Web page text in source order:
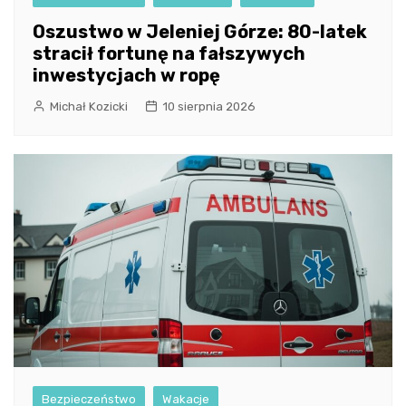
Oszustwo w Jeleniej Górze: 80-latek
stracił fortunę na fałszywych
inwestycjach w ropę
Michał Kozicki 10 sierpnia 2026
Bezpieczeństwo Wakacje